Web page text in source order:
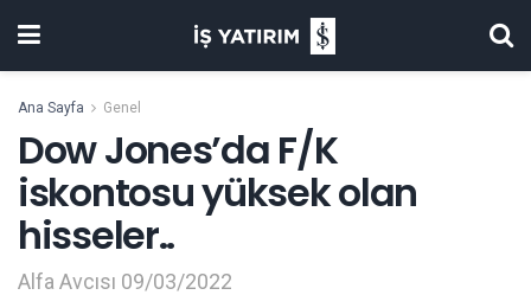
Ana Sayfa Genel
Dow Jones’da F/K
iskontosu yüksek olan
hisseler..
Alfa Avcısı 09/03/2022